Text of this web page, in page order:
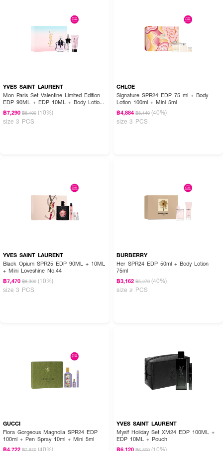
YVES SAINT LAURENT
Mon Paris Set Valentine Limited Edition
EDP 90ML + EDP 10ML + Body Lotion
50ML
฿7,290 ฿8,100 (10%)
size 3 PCS
CHLOE
Signature SPR24 EDP 75 ml + Body
Lotion 100ml + Mini 5ml
฿4,884 ฿8,140 (40%)
size 3 PCS
YVES SAINT LAURENT
Black Opium SPR25 EDP 90ML + 10ML
+ Mini Loveshine No.44
฿7,470 ฿8,300 (10%)
size 3 PCS
BURBERRY
Her SPR24 EDP 50ml + Body Lotion
75ml
฿3,162 ฿5,270 (40%)
size 2 PCS
GUCCI
Flora Gorgeous Magnolia SPR24 EDP
100ml + Pen Spray 10ml + Mini 5ml
฿4,722 ฿7,870 (40%)
YVES SAINT LAURENT
Myslf Holiday Set XM24 EDP 100ML +
EDP 10ML + Pouch
฿6,120 ฿6,800 (10%)